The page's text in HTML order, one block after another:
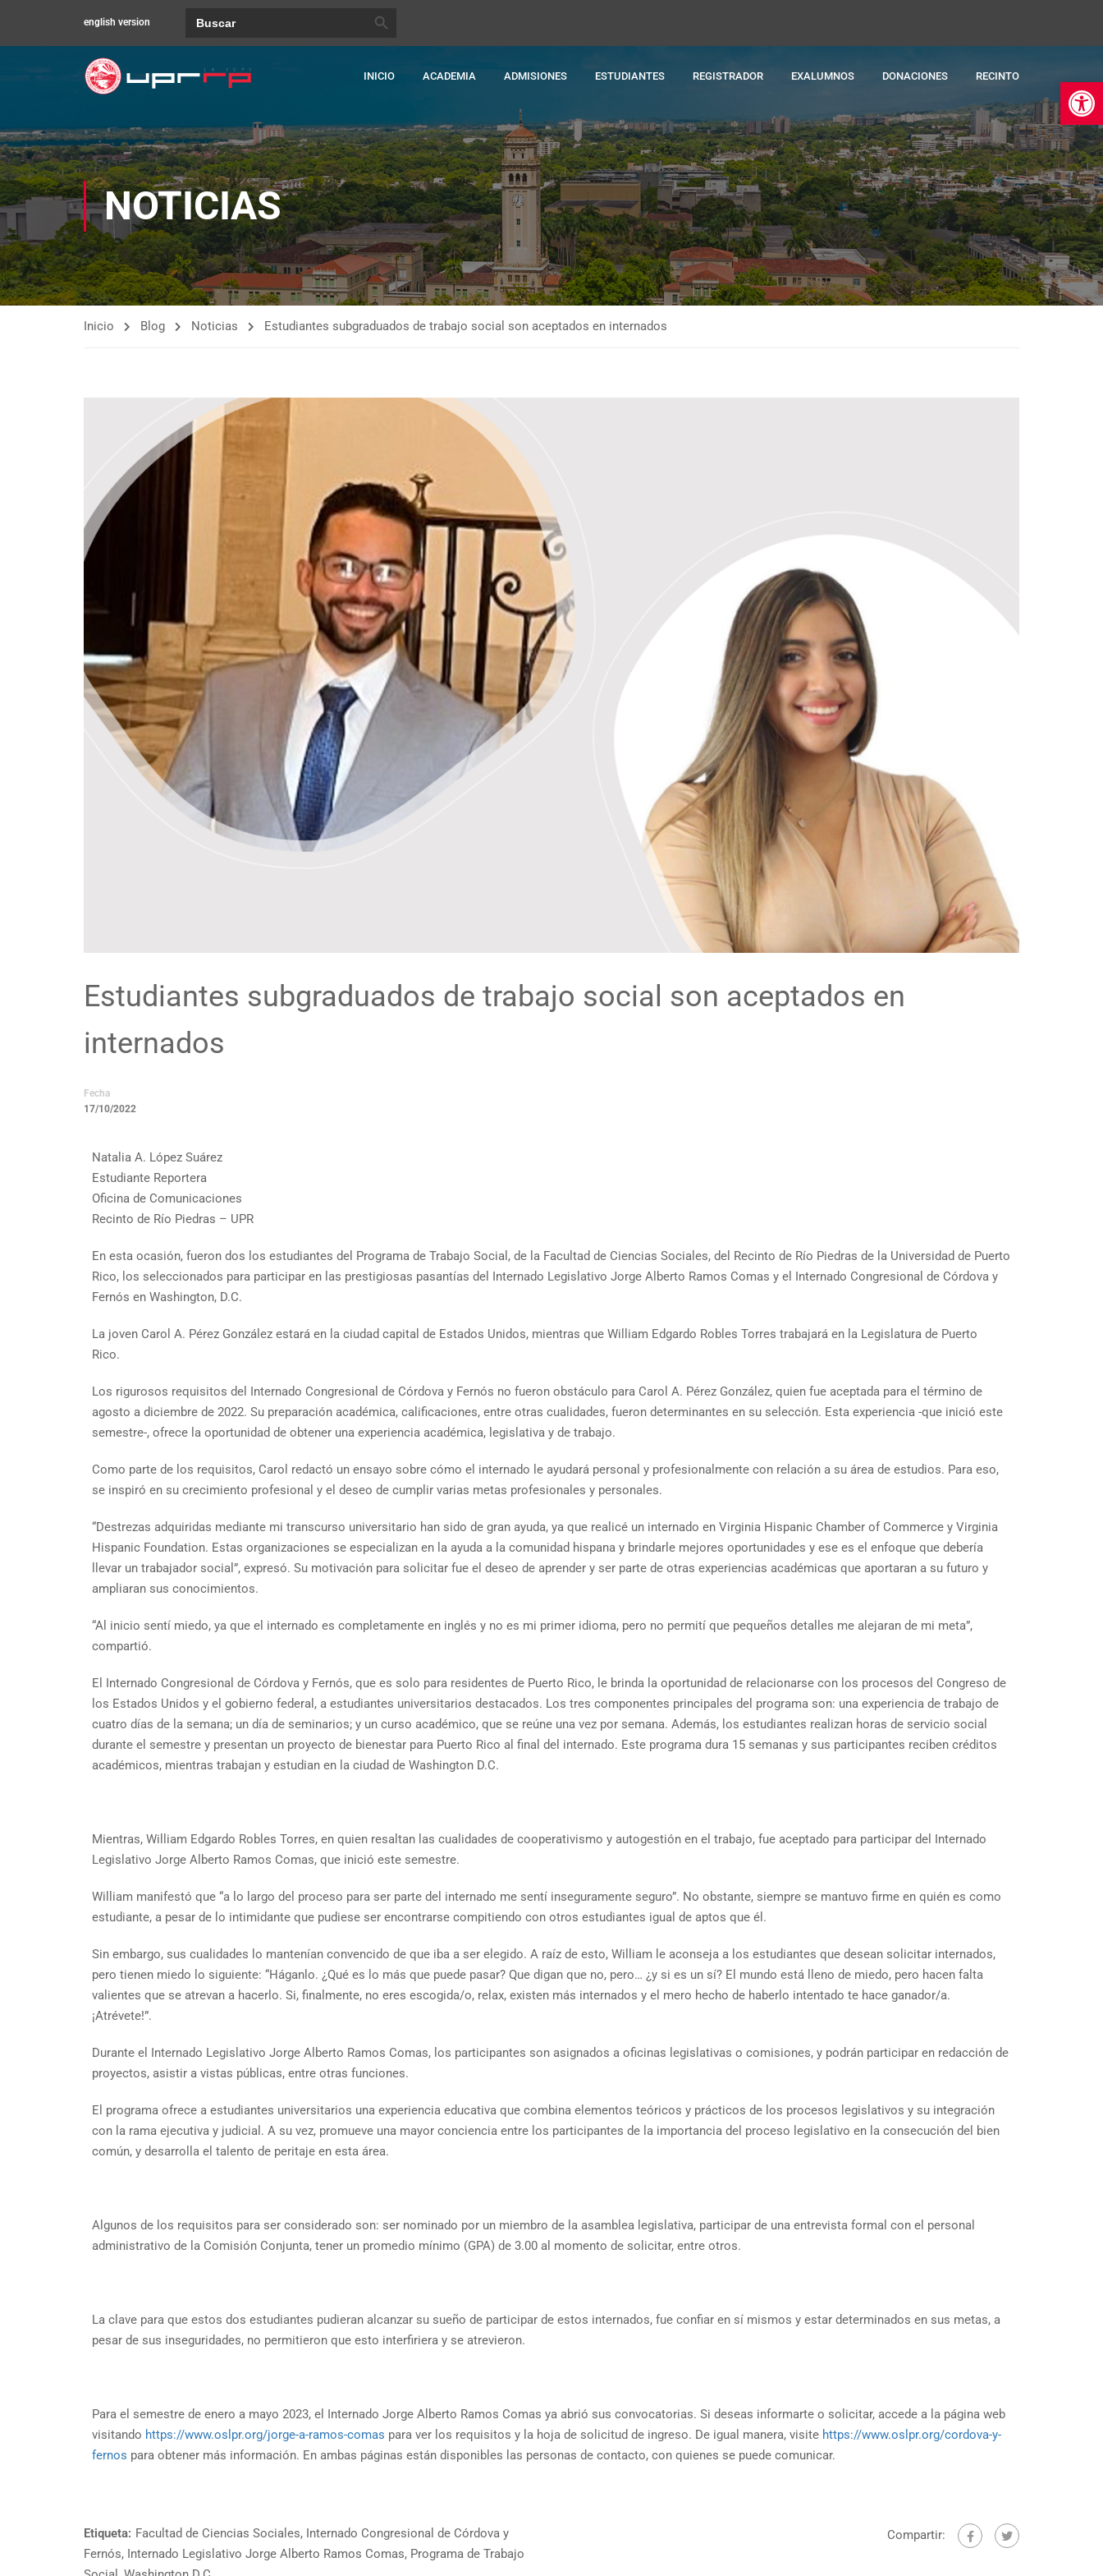
english version
INICIO ACADEMIA ADMISIONES ESTUDIANTES REGISTRADOR EXALUMNOS DONACIONES RECINTO
NOTICIAS
Inicio Blog Noticias Estudiantes subgraduados de trabajo social son aceptados en internados
Estudiantes subgraduados de trabajo social son aceptados en
internados
Fecha
17/10/2022
Natalia A. López Suárez
Estudiante Reportera
Oficina de Comunicaciones
Recinto de Río Piedras – UPR
En esta ocasión, fueron dos los estudiantes del Programa de Trabajo Social, de la Facultad de Ciencias Sociales, del Recinto de Río Piedras de la Universidad de Puerto
Rico, los seleccionados para participar en las prestigiosas pasantías del Internado Legislativo Jorge Alberto Ramos Comas y el Internado Congresional de Córdova y
Fernós en Washington, D.C.
La joven Carol A. Pérez González estará en la ciudad capital de Estados Unidos, mientras que William Edgardo Robles Torres trabajará en la Legislatura de Puerto
Rico.
Los rigurosos requisitos del Internado Congresional de Córdova y Fernós no fueron obstáculo para Carol A. Pérez González, quien fue aceptada para el término de
agosto a diciembre de 2022. Su preparación académica, calificaciones, entre otras cualidades, fueron determinantes en su selección. Esta experiencia -que inició este
semestre-, ofrece la oportunidad de obtener una experiencia académica, legislativa y de trabajo.
Como parte de los requisitos, Carol redactó un ensayo sobre cómo el internado le ayudará personal y profesionalmente con relación a su área de estudios. Para eso,
se inspiró en su crecimiento profesional y el deseo de cumplir varias metas profesionales y personales.
“Destrezas adquiridas mediante mi transcurso universitario han sido de gran ayuda, ya que realicé un internado en Virginia Hispanic Chamber of Commerce y Virginia
Hispanic Foundation. Estas organizaciones se especializan en la ayuda a la comunidad hispana y brindarle mejores oportunidades y ese es el enfoque que debería
llevar un trabajador social”, expresó. Su motivación para solicitar fue el deseo de aprender y ser parte de otras experiencias académicas que aportaran a su futuro y
ampliaran sus conocimientos.
“Al inicio sentí miedo, ya que el internado es completamente en inglés y no es mi primer idioma, pero no permití que pequeños detalles me alejaran de mi meta”,
compartió.
El Internado Congresional de Córdova y Fernós, que es solo para residentes de Puerto Rico, le brinda la oportunidad de relacionarse con los procesos del Congreso de
los Estados Unidos y el gobierno federal, a estudiantes universitarios destacados. Los tres componentes principales del programa son: una experiencia de trabajo de
cuatro días de la semana; un día de seminarios; y un curso académico, que se reúne una vez por semana. Además, los estudiantes realizan horas de servicio social
durante el semestre y presentan un proyecto de bienestar para Puerto Rico al final del internado. Este programa dura 15 semanas y sus participantes reciben créditos
académicos, mientras trabajan y estudian en la ciudad de Washington D.C.
Mientras, William Edgardo Robles Torres, en quien resaltan las cualidades de cooperativismo y autogestión en el trabajo, fue aceptado para participar del Internado
Legislativo Jorge Alberto Ramos Comas, que inició este semestre.
William manifestó que “a lo largo del proceso para ser parte del internado me sentí inseguramente seguro”. No obstante, siempre se mantuvo firme en quién es como
estudiante, a pesar de lo intimidante que pudiese ser encontrarse compitiendo con otros estudiantes igual de aptos que él.
Sin embargo, sus cualidades lo mantenían convencido de que iba a ser elegido. A raíz de esto, William le aconseja a los estudiantes que desean solicitar internados,
pero tienen miedo lo siguiente: “Háganlo. ¿Qué es lo más que puede pasar? Que digan que no, pero… ¿y si es un sí? El mundo está lleno de miedo, pero hacen falta
valientes que se atrevan a hacerlo. Si, finalmente, no eres escogida/o, relax, existen más internados y el mero hecho de haberlo intentado te hace ganador/a.
¡Atrévete!”.
Durante el Internado Legislativo Jorge Alberto Ramos Comas, los participantes son asignados a oficinas legislativas o comisiones, y podrán participar en redacción de
proyectos, asistir a vistas públicas, entre otras funciones.
El programa ofrece a estudiantes universitarios una experiencia educativa que combina elementos teóricos y prácticos de los procesos legislativos y su integración
con la rama ejecutiva y judicial. A su vez, promueve una mayor conciencia entre los participantes de la importancia del proceso legislativo en la consecución del bien
común, y desarrolla el talento de peritaje en esta área.
Algunos de los requisitos para ser considerado son: ser nominado por un miembro de la asamblea legislativa, participar de una entrevista formal con el personal
administrativo de la Comisión Conjunta, tener un promedio mínimo (GPA) de 3.00 al momento de solicitar, entre otros.
La clave para que estos dos estudiantes pudieran alcanzar su sueño de participar de estos internados, fue confiar en sí mismos y estar determinados en sus metas, a
pesar de sus inseguridades, no permitieron que esto interfiriera y se atrevieron.
Para el semestre de enero a mayo 2023, el Internado Jorge Alberto Ramos Comas ya abrió sus convocatorias. Si deseas informarte o solicitar, accede a la página web
visitando https://www.oslpr.org/jorge-a-ramos-comas para ver los requisitos y la hoja de solicitud de ingreso. De igual manera, visite https://www.oslpr.org/cordova-y-
fernos para obtener más información. En ambas páginas están disponibles las personas de contacto, con quienes se puede comunicar.
Etiqueta: Facultad de Ciencias Sociales, Internado Congresional de Córdova y
Fernós, Internado Legislativo Jorge Alberto Ramos Comas, Programa de Trabajo
Compartir: